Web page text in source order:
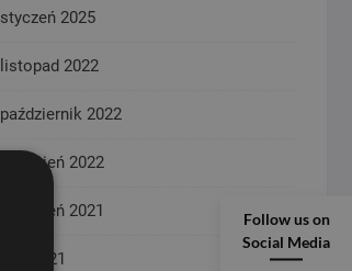
styczeń 2025
listopad 2022
październik 2022
wrzesień 2022
kwiecień 2021
luty 2021
Follow us on
Social Media